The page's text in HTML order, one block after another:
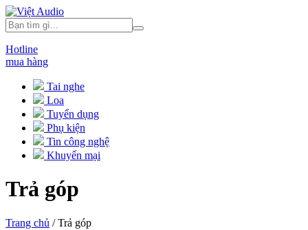
Hotline
mua hàng
Tai nghe
Loa
Tuyển dụng
Phụ kiện
Tin công nghệ
Khuyến mại
Trả góp
Trang chủ / Trả góp